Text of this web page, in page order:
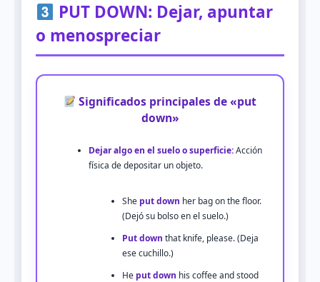
PUT DOWN: Dejar, apuntar
o menospreciar
Significados principales de «put
down»
Dejar algo en el suelo o superficie:Acción
física de depositar un objeto.
She put down her bag on the floor.
(Dejó su bolso en el suelo.)
Put down that knife, please. (Deja
ese cuchillo.)
He put down his coffee and stood